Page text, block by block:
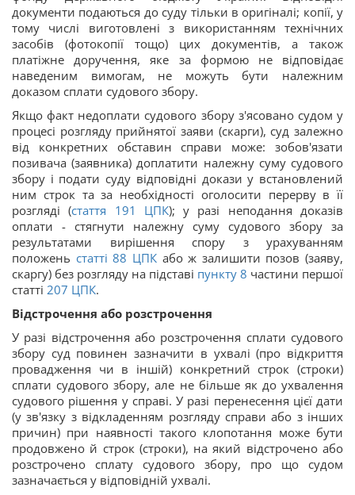
документи подаються до суду тільки в оригіналі; копії, у
тому числі виготовлені з використанням технічних
засобів (фотокопії тощо) цих документів, а також
платіжне доручення, яке за формою не відповідає
наведеним вимогам, не можуть бути належним
доказом сплати судового збору.
Якщо факт недоплати судового збору з'ясовано судом у
процесі розгляду прийнятої заяви (скарги), суд залежно
від конкретних обставин справи може: зобов'язати
позивача (заявника) доплатити належну суму судового
збору і подати суду відповідні докази у встановлений
ним строк та за необхідності оголосити перерву в її
розгляді (стаття 191 ЦПК); у разі неподання доказів
оплати - стягнути належну суму судового збору за
результатами вирішення спору з урахуванням
положень статті 88 ЦПКабо ж залишити позов (заяву,
скаргу) без розгляду на підставі пункту 8 частини першої
статті 207 ЦПК.
Відстрочення або розстрочення
У разі відстрочення або розстрочення сплати судового
збору суд повинен зазначити в ухвалі (про відкриття
провадження чи в іншій) конкретний строк (строки)
сплати судового збору, але не більше як до ухвалення
судового рішення у справі. У разі перенесення цієї дати
(у зв'язку з відкладенням розгляду справи або з інших
причин) при наявності такого клопотання може бути
продовжено й строк (строки), на який відстрочено або
розстрочено сплату судового збору, про що судом
зазначається у відповідній ухвалі.